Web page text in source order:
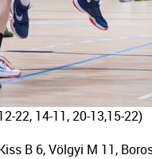
22, 14-11, 20-13,15-22)
B 6, Völgyi M 11,